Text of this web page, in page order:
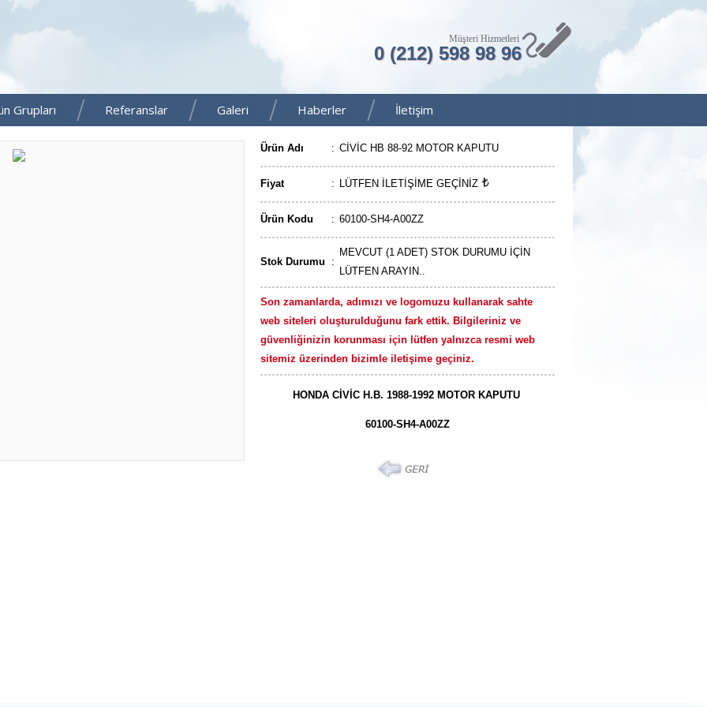
Müşteri Hizmetleri
0 (212) 598 98 96
Grupları Referanslar Galeri Haberler İletişim
Ürün Adı : CİVİC HB 88-92 MOTOR KAPUTU
Fiyat : LÜTFEN İLETİŞİME GEÇİNİZ
Ürün Kodu : 60100-SH4-A00ZZ
Stok Durumu :
MEVCUT (1 ADET) STOK DURUMU İÇİN
LÜTFEN ARAYIN..
Son zamanlarda, adımızı ve logomuzu kullanarak sahte
web siteleri oluşturulduğunu fark ettik. Bilgileriniz ve
güvenliğinizin korunması için lütfen yalnızca resmi web
sitemiz üzerinden bizimle iletişime geçiniz.
HONDA CİVİC H.B. 1988-1992 MOTOR KAPUTU
60100-SH4-A00ZZ